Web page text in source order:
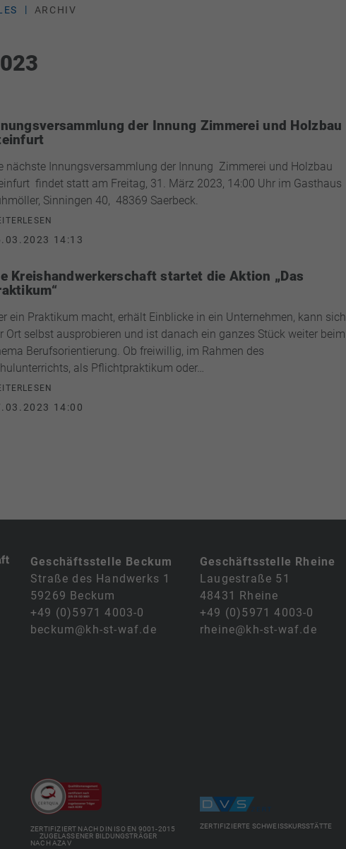
ARCHIV
der Innung Zimmerei und Holzbau
nächste Innungsversammlung der Innung Zimmerei und Holzbau
findet statt am Freitag, 31. März 2023, 14:00 Uhr im Gasthaus
Sinningen 40, 48369 Saerbeck.
14:13
Kreishandwerkerschaft startet die Aktion „Das
ein Praktikum macht, erhält Einblicke in ein Unternehmen, kann sich
Ort selbst ausprobieren und ist danach ein ganzes Stück weiter beim
Berufsorientierung. Ob freiwillig, im Rahmen des
als Pflichtpraktikum oder…
14:00
Geschäftsstelle Beckum
Straße des Handwerks 1
59269 Beckum
+49 (0)5971 4003-0
beckum@kh-st-waf.de
Geschäftsstelle Rheine
Laugestraße 51
48431 Rheine
+49 (0)5971 4003-0
rheine@kh-st-waf.de
ZERTIFIZIERT NACH DIN ISO EN 9001-2015
ZUGELASSENER BILDUNGSTRÄGER
NACH AZAV
ZERTIFIZIERTE SCHWEISSKURSSTÄTTE